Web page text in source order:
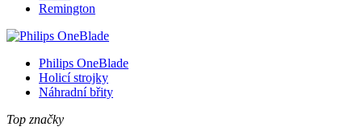
Remington
Philips OneBlade
Holicí strojky
Náhradní břity
Top značky